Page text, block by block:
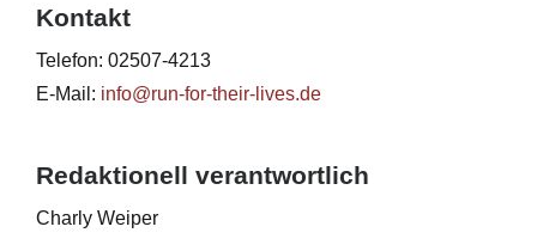
Kontakt
Telefon: 02507-4213
E-Mail: info@run-for-their-lives.de
Redaktionell verantwortlich
Charly Weiper